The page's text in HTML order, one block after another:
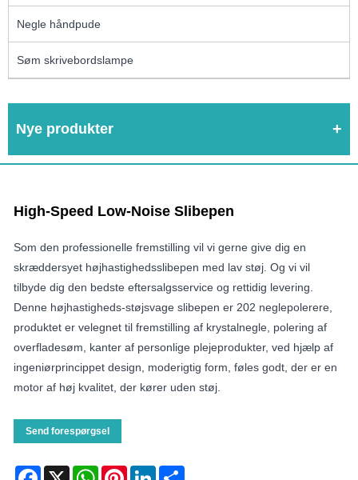
Negle håndpude
Søm skrivebordslampe
Nye produkter
High-Speed ​​Low-Noise Slibepen
Som den professionelle fremstilling vil vi gerne give dig en
skræddersyet højhastighedsslibepen med lav støj. Og vi vil
tilbyde dig den bedste eftersalgsservice og rettidig levering.
Denne højhastigheds-støjsvage slibepen er 202 neglepolerere,
produktet er velegnet til fremstilling af krystalnegle, polering af
overfladesøm, kanter af personlige plejeprodukter, ved hjælp af
ingeniørprincippet design, moderigtig form, føles godt, der er en
motor af høj kvalitet, der kører uden støj.
Send forespørgsel
Facebook
X WhatsAppPinterestLinkedIn